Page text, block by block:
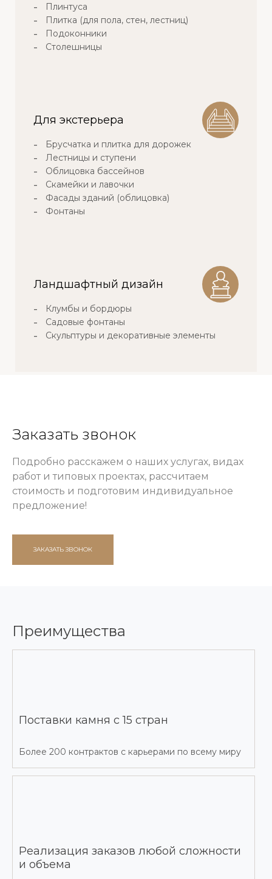
Плинтуса
Плитка (для пола, стен, лестниц)
Подоконники
Столешницы
Для экстерьера
Брусчатка и плитка для дорожек
Лестницы и ступени
Облицовка бассейнов
Скамейки и лавочки
Фасады зданий (облицовка)
Фонтаны
Ландшафтный дизайн
Клумбы и бордюры
Садовые фонтаны
Скульптуры и декоративные элементы
Заказать звонок
Подробно расскажем о наших услугах, видах
работ и типовых проектах, рассчитаем
стоимость и подготовим индивидуальное
предложение!
ЗАКАЗАТЬ ЗВОНОК
Преимущества
Поставки камня с 15 стран
Более 200 контрактов с карьерами по всему миру
Реализация заказов любой сложности
и объема